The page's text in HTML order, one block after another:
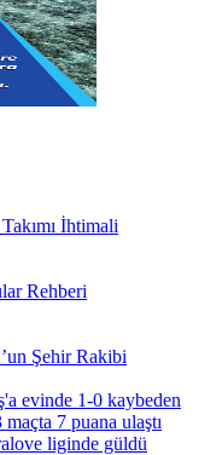
İhtimali
Rehberi
Şehir Rakibi
liginde güldü